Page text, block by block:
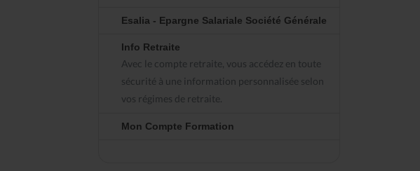
Esalia - Epargne Salariale Société Générale
Info Retraite
Avec le compte retraite, vous accédez en toute
sécurité à une information personnalisée selon
vos régimes de retraite.
Mon Compte Formation